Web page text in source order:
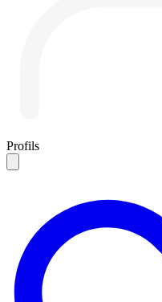
Profils